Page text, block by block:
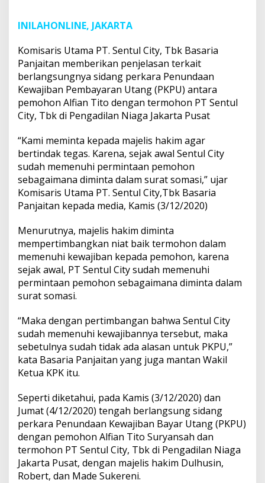
INILAHONLINE, JAKARTA
Komisaris Utama PT. Sentul City, Tbk Basaria
Panjaitan memberikan penjelasan terkait
berlangsungnya sidang perkara Penundaan
Kewajiban Pembayaran Utang (PKPU) antara
pemohon Alfian Tito dengan termohon PT Sentul
City, Tbk di Pengadilan Niaga Jakarta Pusat
“Kami meminta kepada majelis hakim agar
bertindak tegas. Karena, sejak awal Sentul City
sudah memenuhi permintaan pemohon
sebagaimana diminta dalam surat somasi,” ujar
Komisaris Utama PT. Sentul City,Tbk Basaria
Panjaitan kepada media, Kamis (3/12/2020)
Menurutnya, majelis hakim diminta
mempertimbangkan niat baik termohon dalam
memenuhi kewajiban kepada pemohon, karena
sejak awal, PT Sentul City sudah memenuhi
permintaan pemohon sebagaimana diminta dalam
surat somasi.
“Maka dengan pertimbangan bahwa Sentul City
sudah memenuhi kewajibannya tersebut, maka
sebetulnya sudah tidak ada alasan untuk PKPU,”
kata Basaria Panjaitan yang juga mantan Wakil
Ketua KPK itu.
Seperti diketahui, pada Kamis (3/12/2020) dan
Jumat (4/12/2020) tengah berlangsung sidang
perkara Penundaan Kewajiban Bayar Utang (PKPU)
dengan pemohon Alfian Tito Suryansah dan
termohon PT Sentul City, Tbk di Pengadilan Niaga
Jakarta Pusat, dengan majelis hakim Dulhusin,
Robert, dan Made Sukereni.